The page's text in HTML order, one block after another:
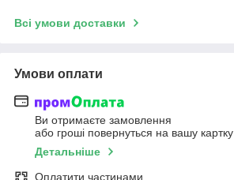
Всі умови доставки
Умови оплати
Ви отримаєте замовлення
або гроші повернуться на вашу картку
Детальніше
Оплатити частинами